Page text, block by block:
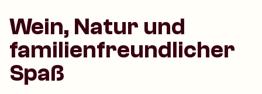
Wein, Natur und
familienfreundlicher
Spaß